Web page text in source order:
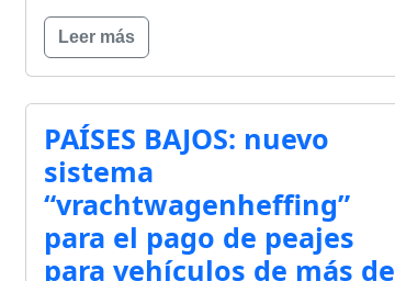
Leer más
PAÍSES BAJOS: nuevo
sistema
“vrachtwagenheffing”
para el pago de peajes
para vehículos de más de